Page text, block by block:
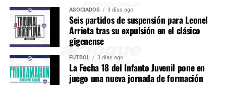
ASOCIADOS 3 días ago
Seis partidos de suspensión para Leonel
Arrieta tras su expulsión en el clásico
gigenense
FÚTBOL 3 días ago
La Fecha 18 del Infanto Juvenil pone en
juego una nueva jornada de formación